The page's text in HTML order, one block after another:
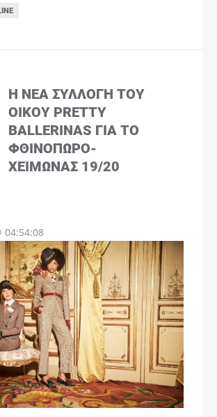
Η ΝΈΑ ΣΥΛΛΟΓΉ ΤΟΥ
ΟΊΚΟΥ PRETTY
BALLERINAS ΓΙΑ ΤΟ
ΦΘΙΝΌΠΩΡΟ-
ΧΕΙΜΏΝΑΣ 19/20
04:54:08